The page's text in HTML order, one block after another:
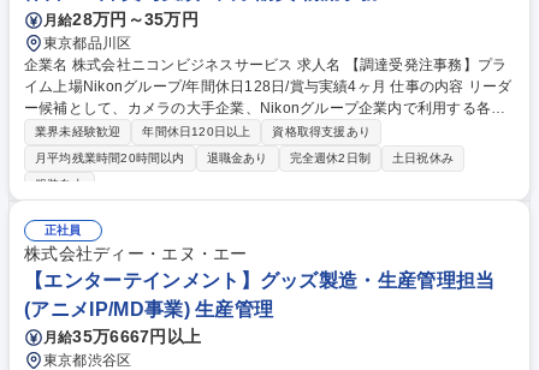
月給28万円～35万円
東京都品川区
企業名 株式会社ニコンビジネスサービス 求人名 【調達受発注事務】プラ
イム上場Nikonグループ/年間休日128日/賞与実績4ヶ月 仕事の内容 リーダ
ー候補として、カメラの大手企業、Nikonグループ企業内で利用する各種
商材の受発注業務全般をお任せいたします。【具体的な業務内容】■依頼
を受ける・見積書作成 ■発注・納品・請求 ■代金回収 など ◎発注受注に関
する一連の業務をお任せします。一連の流れを1人で担当するため、調達
など軽作業もあり、メリハリをつけて働くことができます。◎ゆくゆくは
リーダー候補として以下業務もお任せ予定。 ■チームメンバーの業務支援
■新人育成・指導などマネジメント業務 ■予算計画・管理 募集職種 【調達
受発注事務】プライム上場Nikonグループ/年間休日128日/賞与実績4ヶ月
業界未経験歓迎 年間休日120日以上
資格取得支援あり
月平均残業時間20時間以内
退職金あり 完全週休2日制
土日祝休み
服装自由
正社員
株式会社ディー・エヌ・エー
【エンターテインメント】グッズ製造・生産管理担当
(アニメIP/MD事業) 生産管理
月給35万6667円以上
東京都渋谷区